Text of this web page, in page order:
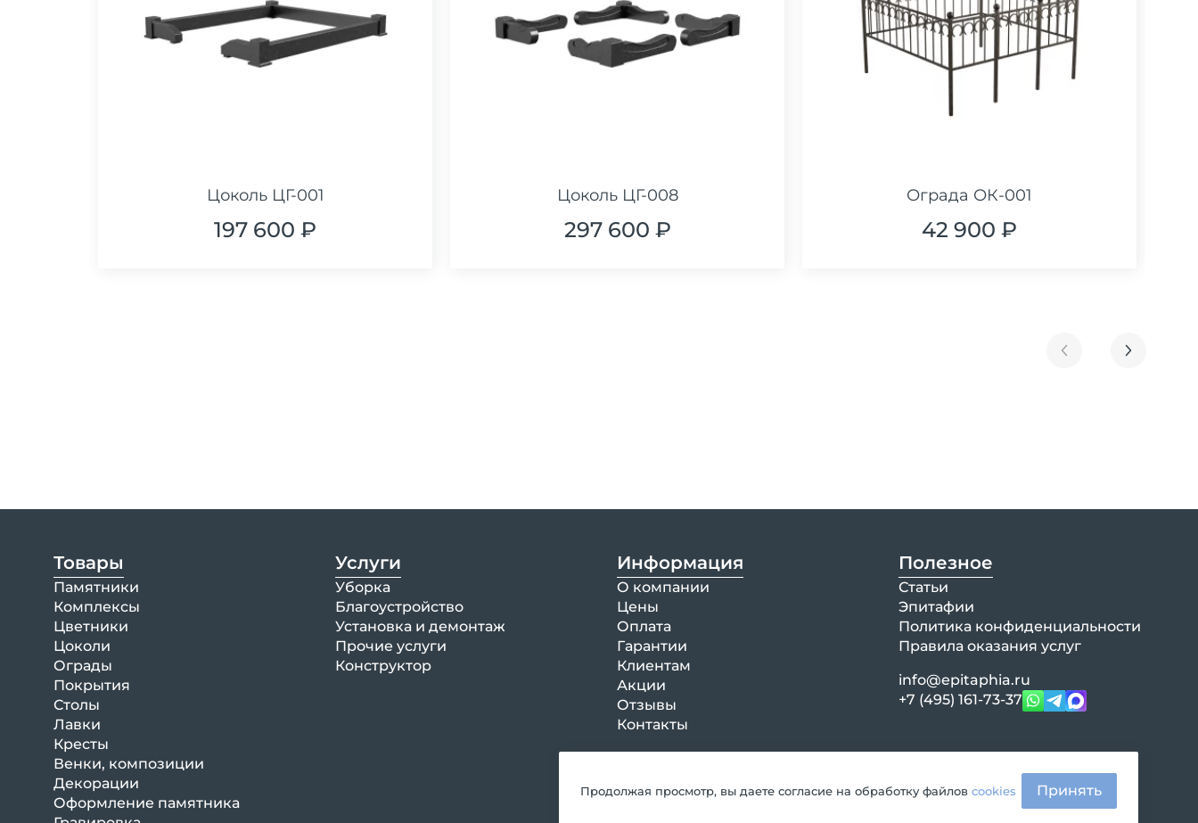
Цоколь ЦГ-001
197 600 ₽
Цоколь ЦГ-008
297 600 ₽
Ограда ОК-001
42 900 ₽
Товары
Памятники
Комплексы
Цветники
Цоколи
Ограды
Покрытия
Столы
Лавки
Кресты
Венки, композиции
Декорации
Оформление памятника
Услуги
Уборка
Благоустройство
Установка и демонтаж
Прочие услуги
Конструктор
Информация
О компании
Цены
Оплата
Гарантии
Клиентам
Акции
Отзывы
Контакты
Полезное
Статьи
Эпитафии
Политика конфиденциальности
Правила оказания услуг
info@epitaphia.ru
+7 (495) 161-73-37
Продолжая просмотр, вы даете согласие на обработку файлов cookies Принять